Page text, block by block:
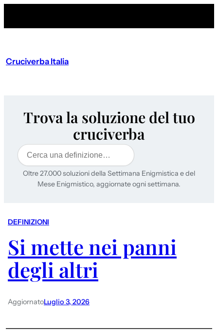
Cruciverba Italia
Trova la soluzione del tuo
cruciverba
Cerca
Oltre 27.000 soluzioni della Settimana Enigmistica e del
Mese Enigmistico, aggiornate ogni settimana.
DEFINIZIONI
Si mette nei panni
degli altri
AggiornatoLuglio 3, 2026